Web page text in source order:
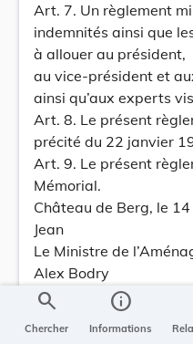
Art. 7. Un règlement
indemnités ainsi que
à allouer au président,
au vice-président et
ainsi qu’aux experts
Art. 8. Le présent
précité du 22 janvier
Art. 9. Le présent
Mémorial.
Château de Berg, le
Jean
Le Ministre de
Alex Bodry
Règlement grand-
concernant la
search
Chercher
info
Informations